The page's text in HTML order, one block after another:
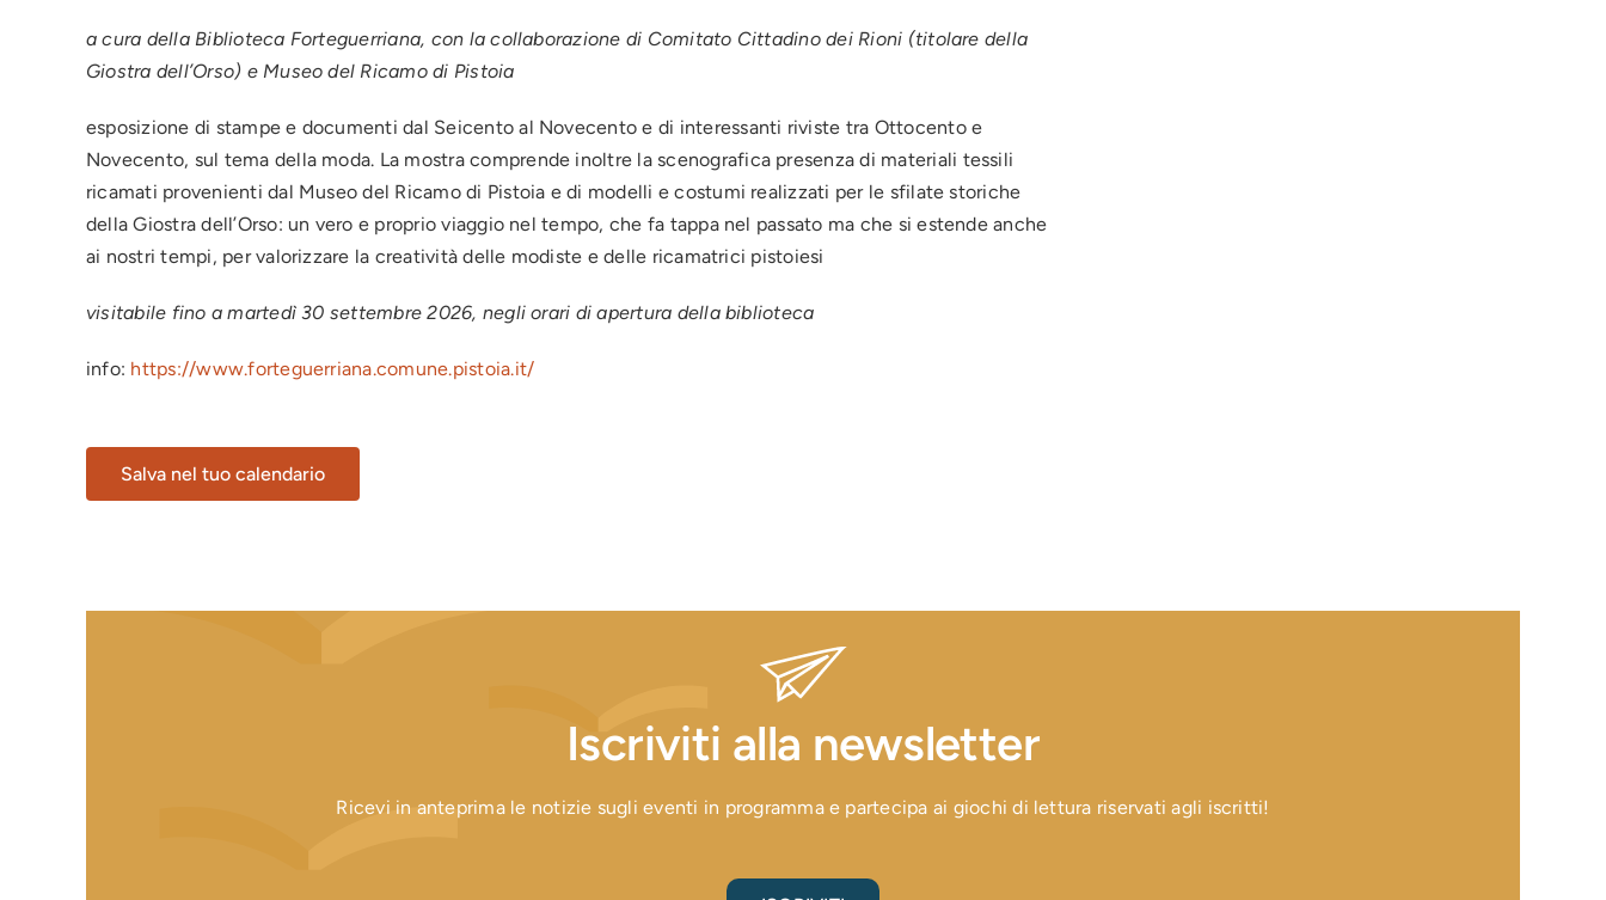
a cura della Biblioteca Forteguerriana, con la collaborazione di Comitato Cittadino dei Rioni (titolare della
Giostra dell’Orso) e Museo del Ricamo di Pistoia
esposizione di stampe e documenti dal Seicento al Novecento e di interessanti riviste tra Ottocento e
Novecento, sul tema della moda. La mostra comprende inoltre la scenografica presenza di materiali tessili
ricamati provenienti dal Museo del Ricamo di Pistoia e di modelli e costumi realizzati per le sfilate storiche
della Giostra dell’Orso: un vero e proprio viaggio nel tempo, che fa tappa nel passato ma che si estende anche
ai nostri tempi, per valorizzare la creatività delle modiste e delle ricamatrici pistoiesi
visitabile fino a martedì 30 settembre 2026, negli orari di apertura della biblioteca
info: https://www.forteguerriana.comune.pistoia.it/
Salva nel tuo calendario
Iscriviti alla newsletter
Ricevi in anteprima le notizie sugli eventi in programma e partecipa ai giochi di lettura riservati agli iscritti!